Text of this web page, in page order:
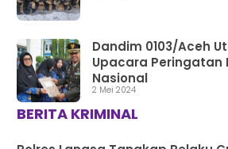
Dandim 0103/Aceh
Upacara Peringatan
Nasional
2 Mei 2024
BERITA KRIMINAL